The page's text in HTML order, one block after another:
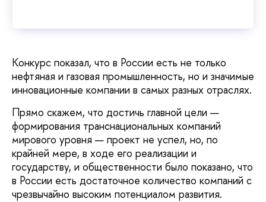
Конкурс показал, что в России есть не только
нефтяная и газовая промышленность, но и значимые
инновационные компании в самых разных отраслях.
Прямо скажем, что достичь главной цели —
формирования транснациональных компаний
мирового уровня — проект не успел, но, по
крайней мере, в ходе его реализации и
государству, и общественности было показано, что
в России есть достаточное количество компаний с
чрезвычайно высоким потенциалом развития.